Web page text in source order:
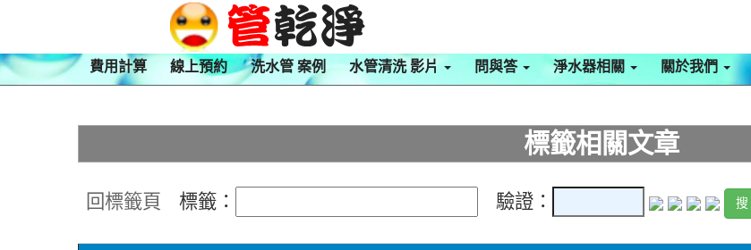
費用計算 線上預約 洗水管 案例 水管清洗 影片 問與答 淨水器相關 關於我們
標籤相關文章
回標籤頁 標籤： 驗證：